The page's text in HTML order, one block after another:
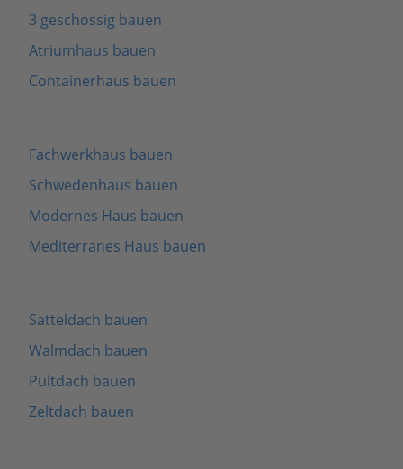
3 geschossig bauen
Atriumhaus bauen
Containerhaus bauen
Fachwerkhaus bauen
Schwedenhaus bauen
Modernes Haus bauen
Mediterranes Haus bauen
Satteldach bauen
Walmdach bauen
Pultdach bauen
Zeltdach bauen